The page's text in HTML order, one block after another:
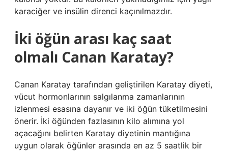
karaciğer ve insülin direnci kaçınılmazdır.
İki öğün arası kaç saat
olmalı Canan Karatay?
Canan Karatay tarafından geliştirilen Karatay diyeti,
vücut hormonlarının salgılanma zamanlarının
izlenmesi esasına dayanır ve iki öğün tüketilmesini
önerir. İki öğünden fazlasının kilo alımına yol
açacağını belirten Karatay diyetinin mantığına
uygun olarak öğünler arasında en az 5 saatlik bir